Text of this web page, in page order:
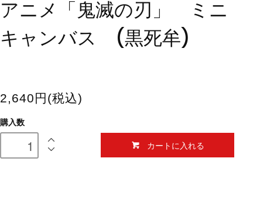
アニメ「鬼滅の刃」 ミニ
キャンバス (黒死牟)
2,640円(税込)
購入数
カートに入れる